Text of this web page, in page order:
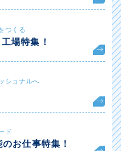
つくる
場特集！
ショナルへ
ド
お仕事特集！